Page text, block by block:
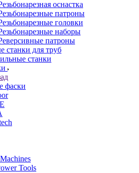
оснастка
патроны
головки
наборы
патроны
станки для труб
станки
фаски
Tools